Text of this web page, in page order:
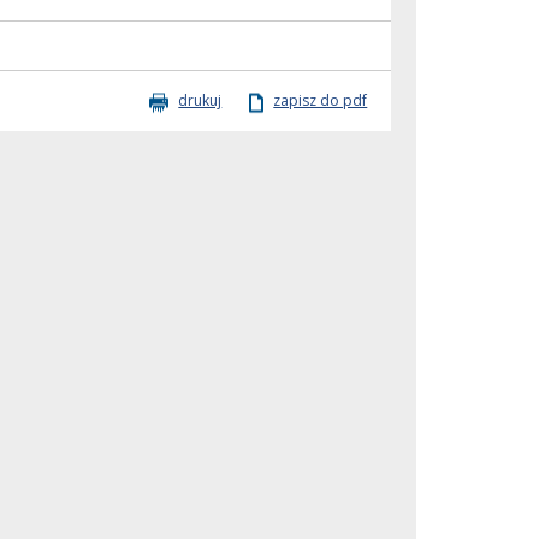
drukuj zapisz do pdf